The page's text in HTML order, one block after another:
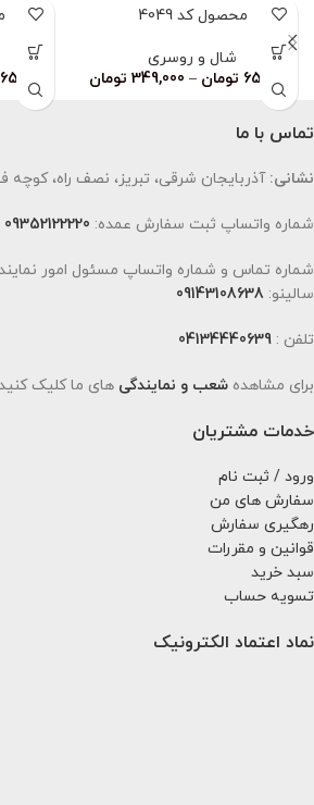
محصول کد 4049
شال و روسری
659,000 تومان –
349,000 تومان
659,000
تماس با ما
نشانی: آذربایجان شرقی، تبریز، نصف راه، کوچه فیروز،
شماره واتساپ ثبت سفارش عمده: 09352122220
شماره تماس و شماره واتساپ مسئول امور
سالینو: 09143108638
تلفن : 04134440639
برای مشاهده شعب و نمایندگی های ما کلیک
خدمات مشتریان
ورود / ثبت نام
سفارش های من
رهگیری سفارش
قوانین و مقررات
سبد خرید
تسویه حساب
نماد اعتماد الکترونیک